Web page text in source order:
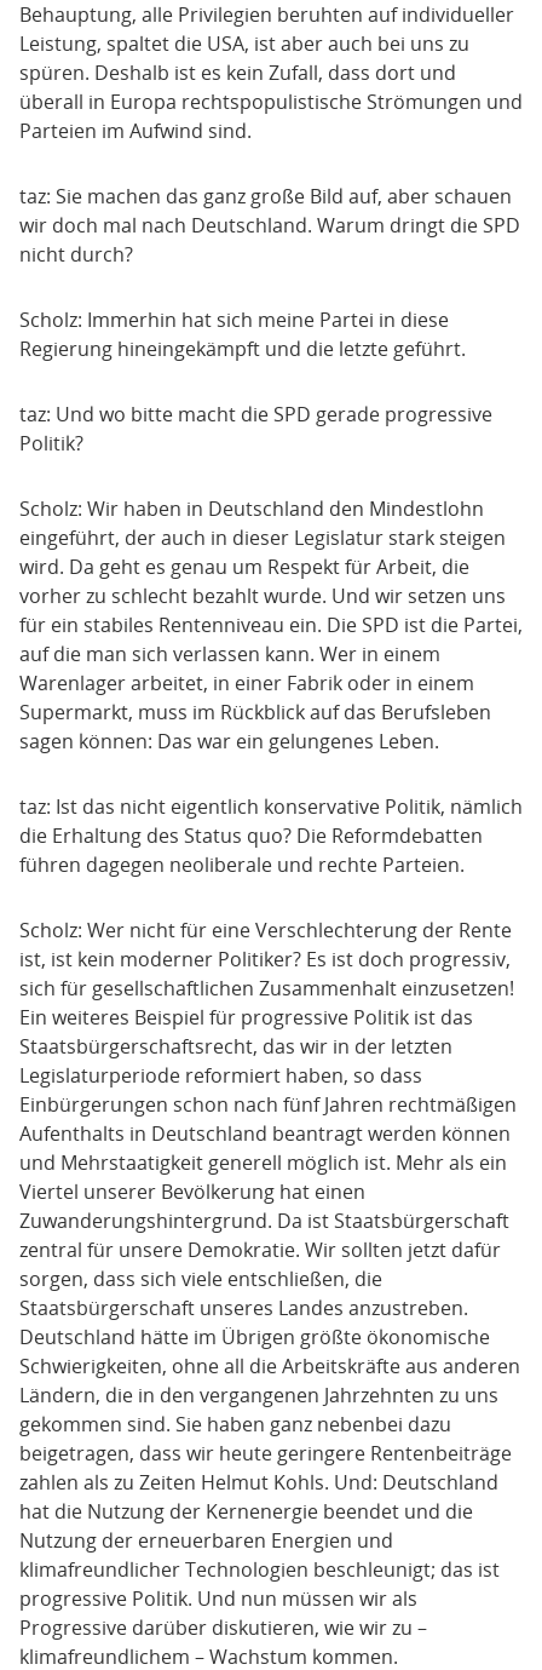
Behauptung, alle Privilegien beruhten auf individueller
Leistung, spaltet die USA, ist aber auch bei uns zu
spüren. Deshalb ist es kein Zufall, dass dort und
überall in Europa rechtspopulistische Strömungen und
Parteien im Aufwind sind.
taz: Sie machen das ganz große Bild auf, aber schauen
wir doch mal nach Deutschland. Warum dringt die SPD
nicht durch?
Scholz: Immerhin hat sich meine Partei in diese
Regierung hineingekämpft und die letzte geführt.
taz: Und wo bitte macht die SPD gerade progressive
Politik?
Scholz: Wir haben in Deutschland den Mindestlohn
eingeführt, der auch in dieser Legislatur stark steigen
wird. Da geht es genau um Respekt für Arbeit, die
vorher zu schlecht bezahlt wurde. Und wir setzen uns
für ein stabiles Rentenniveau ein. Die SPD ist die Partei,
auf die man sich verlassen kann. Wer in einem
Warenlager arbeitet, in einer Fabrik oder in einem
Supermarkt, muss im Rückblick auf das Berufsleben
sagen können: Das war ein gelungenes Leben.
taz: Ist das nicht eigentlich konservative Politik, nämlich
die Erhaltung des Status quo? Die Reformdebatten
führen dagegen neoliberale und rechte Parteien.
Scholz: Wer nicht für eine Verschlechterung der Rente
ist, ist kein moderner Politiker? Es ist doch progressiv,
sich für gesellschaftlichen Zusammenhalt einzusetzen!
Ein weiteres Beispiel für progressive Politik ist das
Staatsbürgerschaftsrecht, das wir in der letzten
Legislaturperiode reformiert haben, so dass
Einbürgerungen schon nach fünf Jahren rechtmäßigen
Aufenthalts in Deutschland beantragt werden können
und Mehrstaatigkeit generell möglich ist. Mehr als ein
Viertel unserer Bevölkerung hat einen
Zuwanderungshintergrund. Da ist Staatsbürgerschaft
zentral für unsere Demokratie. Wir sollten jetzt dafür
sorgen, dass sich viele entschließen, die
Staatsbürgerschaft unseres Landes anzustreben.
Deutschland hätte im Übrigen größte ökonomische
Schwierigkeiten, ohne all die Arbeitskräfte aus anderen
Ländern, die in den vergangenen Jahrzehnten zu uns
gekommen sind. Sie haben ganz nebenbei dazu
beigetragen, dass wir heute geringere Rentenbeiträge
zahlen als zu Zeiten Helmut Kohls. Und: Deutschland
hat die Nutzung der Kernenergie beendet und die
Nutzung der erneuerbaren Energien und
klimafreundlicher Technologien beschleunigt; das ist
progressive Politik. Und nun müssen wir als
Progressive darüber diskutieren, wie wir zu –
klimafreundlichem – Wachstum kommen.